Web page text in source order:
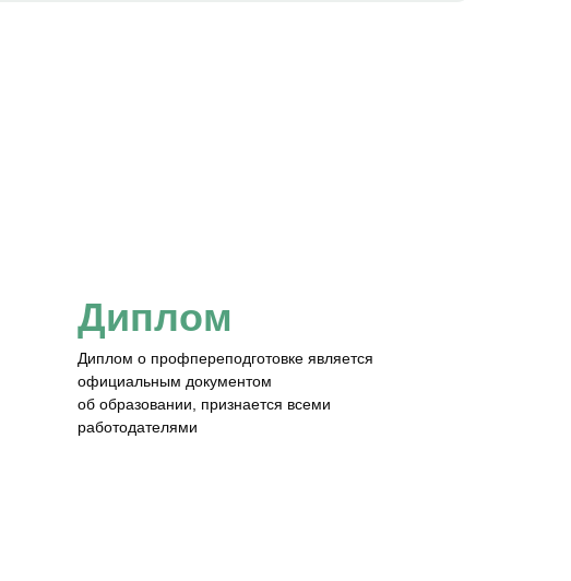
Диплом
Диплом о профпереподготовке является
официальным документом
об образовании, признается всеми
работодателями